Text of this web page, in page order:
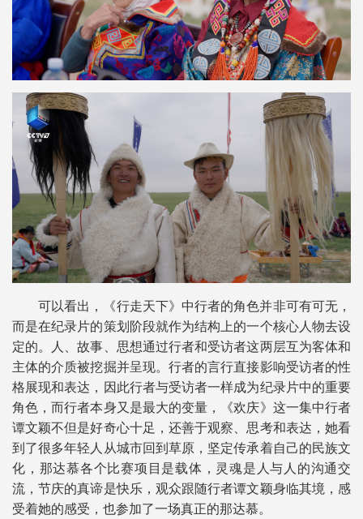
可以看出，《行走天下》中行者的角色并非可有可无，
而是在纪录片的策划阶段就作为结构上的一个核心人物去设
定的。人、故事、思想通过行者和受访者这两层互为客体和
主体的介质被挖掘并呈现。行者的言行直接影响受访者的性
格展现和表达，因此行者与受访者一样成为纪录片中的重要
角色，而行者本身又是最大的变量，《欢庆》这一集中行者
谭文颖不但是好奇心十足，还善于观察、思考和表达，她看
到了很多年轻人从城市回到草原，坚定传承着自己的民族文
化，那达慕各个比赛项目是载体，灵魂是人与人的沟通交
流，节庆的真谛是快乐，观众跟随行者谭文颖身临其境，感
受着她的感受，也参加了一场真正的那达慕。